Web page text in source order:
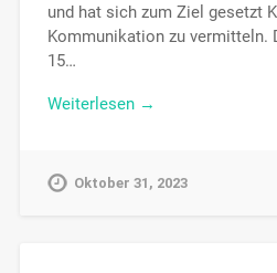
und hat sich zum Ziel gesetzt
Kommunikation zu vermitteln.
15…
Weiterlesen →
Oktober 31, 2023